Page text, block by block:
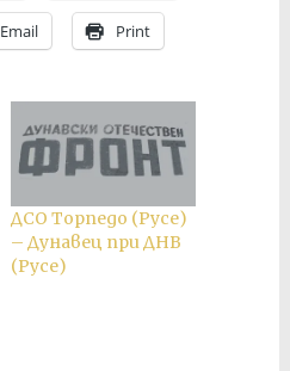
Email Print
ДСО Торпедо (Русе)
– Дунавец при ДНВ
(Русе)